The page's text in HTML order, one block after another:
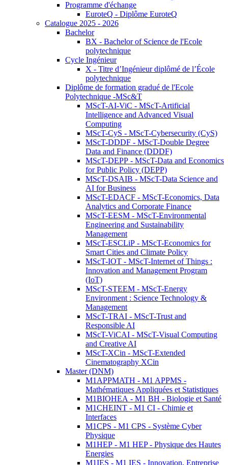
Programme d'échange
EuroteQ - Diplôme EuroteQ
Catalogue 2025 - 2026
Bachelor
BX - Bachelor of Science de l'Ecole
polytechnique
Cycle Ingénieur
X - Titre d’Ingénieur diplômé de l’École
polytechnique
Diplôme de formation gradué de l'Ecole
Polytechnique -MSc&T
MScT-AI-ViC - MScT-Artificial
Intelligence and Advanced Visual
Computing
MScT-CyS - MScT-Cybersecurity (CyS)
MScT-DDDF - MScT-Double Degree
Data and Finance (DDDF)
MScT-DEPP - MScT-Data and Economics
for Public Policy (DEPP)
MScT-DSAIB - MScT-Data Science and
AI for Business
MScT-EDACF - MScT-Economics, Data
Analytics and Corporate Finance
MScT-EESM - MScT-Environmental
Engineering and Sustainability
Management
MScT-ESCLiP - MScT-Economics for
Smart Cities and Climate Policy
MScT-IOT - MScT-Internet of Things :
Innovation and Management Program
(IoT)
MScT-STEEM - MScT-Energy
Environment : Science Technology &
Management
MScT-TRAI - MScT-Trust and
Responsible AI
MScT-ViCAI - MScT-Visual Computing
and Creative AI
MScT-XCin - MScT-Extended
Cinematography XCin
Master (DNM)
M1APPMATH - M1 APPMS -
Mathématiques Appliquées et Statistiques
M1BIOHEA - M1 BH - Biologie et Santé
M1CHEINT - M1 CI - Chimie et
Interfaces
M1CPS - M1 CPS - Système Cyber
Physique
M1HEP - M1 HEP - Physique des Hautes
Energies
M1IES - M1 IES - Innovation, Entreprise